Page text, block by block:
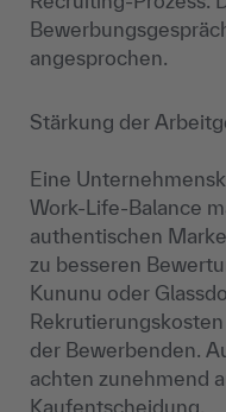
angesprochen.
Stärkung der
Eine
Work-Life-Balance
authentischen
zu besseren
Kununu oder
der Bewerbenden.
achten zunehmend
Kaufentscheidung.